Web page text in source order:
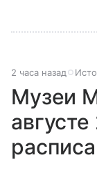
2 часа назад
Музеи